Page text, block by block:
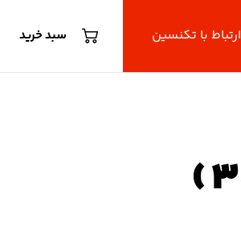
سبد خرید ارتباط با تکنسین